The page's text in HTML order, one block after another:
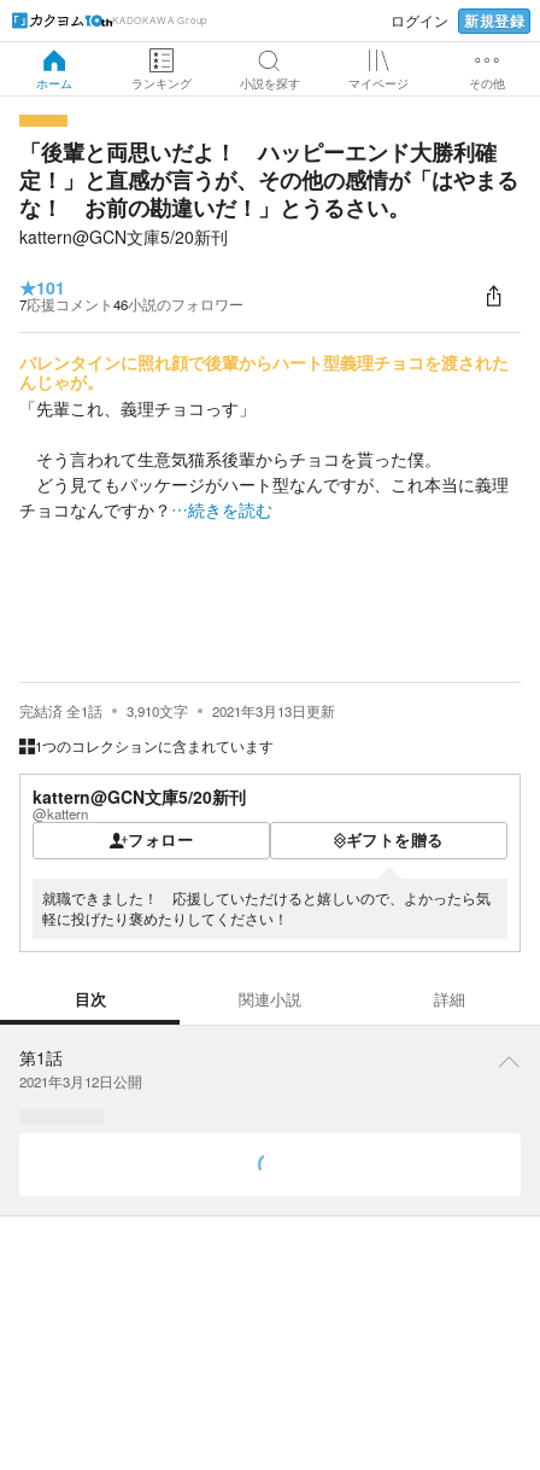
KADOKAWA Group ログイン 新規登録
ホーム ランキング 小説を探す マイページ その他
「後輩と両思いだよ！ ハッピーエンド大勝利確
定！」と直感が言うが、その他の感情が「はやまる
な！ お前の勘違いだ！」とうるさい。
kattern@GCN文庫5/20新刊
★101
7応援コメント46小説のフォロワー
バレンタインに照れ顔で後輩からハート型義理チョコを渡された
んじゃが。
「先輩これ、義理チョコっす」
そう言われて生意気猫系後輩からチョコを貰った僕。
どう見てもパッケージがハート型なんですが、これ本当に義理
チョコなんですか？ …続きを読む
完結済全1話 3,910文字 2021年3月13日更新
1つのコレクションに含まれています
kattern@GCN文庫5/20新刊
@kattern
フォロー ギフトを贈る
就職できました！ 応援していただけると嬉しいので、よかったら気
軽に投げたり褒めたりしてください！
目次 関連小説 詳細
第1話
2021年3月12日公開